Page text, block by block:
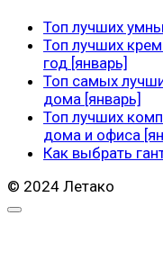
Топ лучших
Топ лучших
год [январь]
Топ самых
дома [январь]
Топ лучших
дома и офиса
Как выбрать
© 2024 Летако